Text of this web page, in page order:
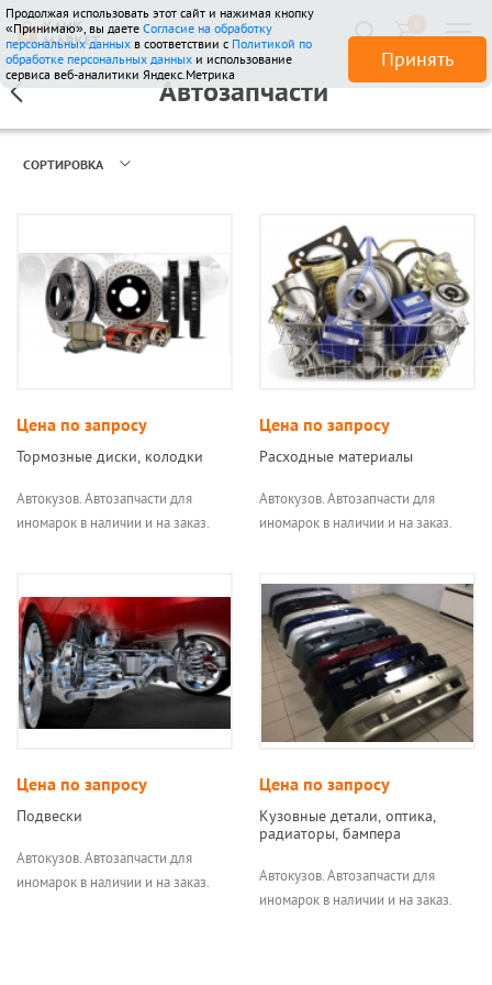
510 отзывов
Продолжая использовать этот сайт и нажимая кнопку
«Принимаю», вы даете Согласие на обработку
персональных данных в соответствии с Политикой по
обработке персональных данных и использование
сервиса веб-аналитики Яндекс.Метрика
Принять
Автозапчасти
СОРТИРОВКА
Цена по запросу
Тормозные диски, колодки
Автокузов. Автозапчасти для
иномарок в наличии и на заказ.
Цена по запросу
Расходные материалы
Автокузов. Автозапчасти для
иномарок в наличии и на заказ.
Цена по запросу
Подвески
Автокузов. Автозапчасти для
иномарок в наличии и на заказ.
Цена по запросу
Кузовные детали, оптика,
радиаторы, бампера
Автокузов. Автозапчасти для
иномарок в наличии и на заказ.